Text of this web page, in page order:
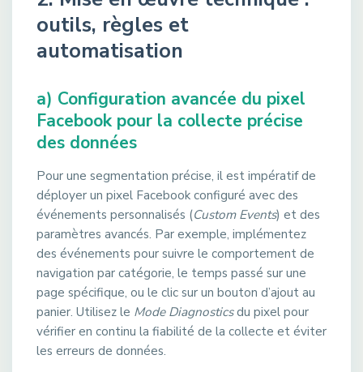
outils, règles et
automatisation
a) Configuration avancée du pixel
Facebook pour la collecte précise
des données
Pour une segmentation précise, il est impératif de
déployer un pixel Facebook configuré avec des
événements personnalisés (Custom Events) et des
paramètres avancés. Par exemple, implémentez
des événements pour suivre le comportement de
navigation par catégorie, le temps passé sur une
page spécifique, ou le clic sur un bouton d’ajout au
panier. Utilisez le Mode Diagnosticsdu pixel pour
vérifier en continu la fiabilité de la collecte et éviter
les erreurs de données.